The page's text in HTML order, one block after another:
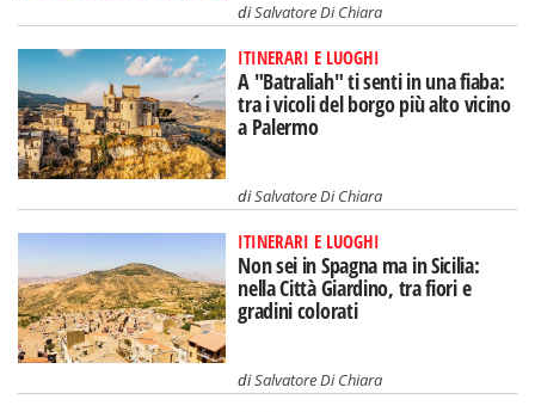
diSalvatore Di Chiara
ITINERARI E LUOGHI
A "Batraliah" ti senti in una fiaba:
tra i vicoli del borgo più alto vicino
a Palermo
diSalvatore Di Chiara
ITINERARI E LUOGHI
Non sei in Spagna ma in Sicilia:
nella Città Giardino, tra fiori e
gradini colorati
diSalvatore Di Chiara